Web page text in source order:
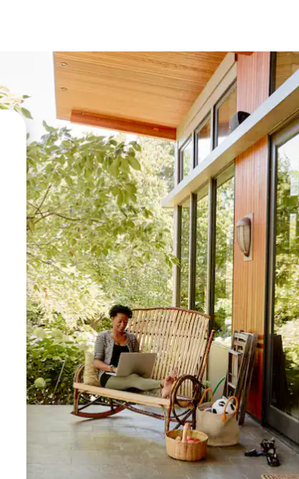
le haut et vers le bas pour les parcourir ou en appuyant